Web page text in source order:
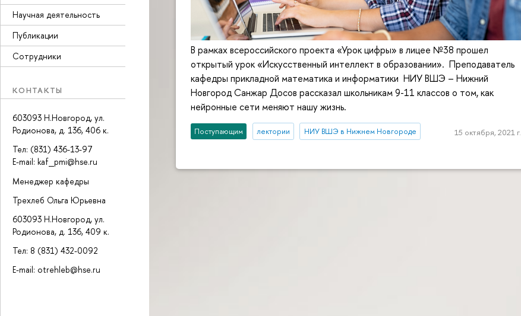
Научная деятельность
Публикации
Сотрудники
КОНТАКТЫ
603093 Н.Новгород, ул.
Родионова, д. 136, 406 к.
Тел: (831) 436-13-97
E-mail: kaf_pmi@hse.ru
Менеджер кафедры
Трехлеб Ольга Юрьевна
603093 Н.Новгород, ул.
Родионова, д. 136, 409 к.
Тел: 8 (831) 432-0092
E-mail: otrehleb@hse.ru
В рамках всероссийского проекта «Урок цифры» в лицее №38 прошел
открытый урок «Искусственный интеллект в образовании». Преподаватель
кафедры прикладной математика и информатики НИУ ВШЭ – Нижний
Новгород Санжар Досов рассказал школьникам 9-11 классов о том, как
нейронные сети меняют нашу жизнь.
Поступающим лектории НИУ ВШЭ в Нижнем Новгороде 15 октября, 2021 г.